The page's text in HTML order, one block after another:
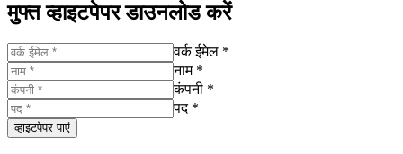
मुफ्त व्हाइटपेपर डाउनलोड करें
वर्क ईमेल *
नाम *
कंपनी *
पद *
व्हाइटपेपर पाएं